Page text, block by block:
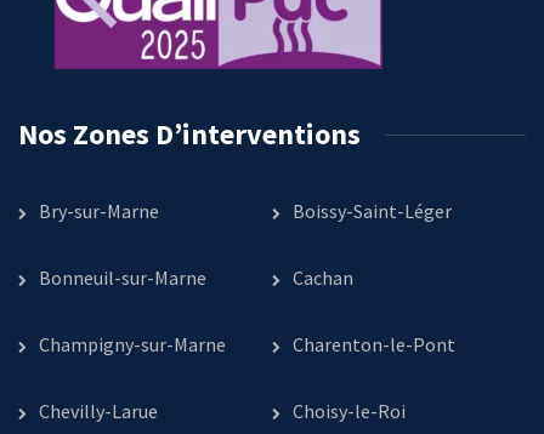
Nos Zones D’interventions
Bry-sur-Marne Boissy-Saint-Léger
Bonneuil-sur-Marne Cachan
Champigny-sur-Marne Charenton-le-Pont
Chevilly-Larue Choisy-le-Roi